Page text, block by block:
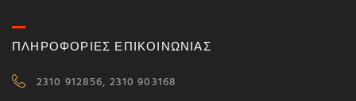
ΠΛΗΡΟΦΟΡΙΕΣ ΕΠΙΚΟΙΝΩΝΙΑΣ
2310 912856, 2310 903168